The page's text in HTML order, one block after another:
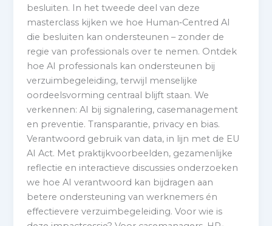
besluiten. In het tweede deel van deze
masterclass kijken we hoe Human‑Centred AI
die besluiten kan ondersteunen – zonder de
regie van professionals over te nemen. Ontdek
hoe AI professionals kan ondersteunen bij
verzuimbegeleiding, terwijl menselijke
oordeelsvorming centraal blijft staan. We
verkennen: AI bij signalering, casemanagement
en preventie. Transparantie, privacy en bias.
Verantwoord gebruik van data, in lijn met de EU
AI Act. Met praktijkvoorbeelden, gezamenlijke
reflectie en interactieve discussies onderzoeken
we hoe AI verantwoord kan bijdragen aan
betere ondersteuning van werknemers én
effectievere verzuimbegeleiding. Voor wie is